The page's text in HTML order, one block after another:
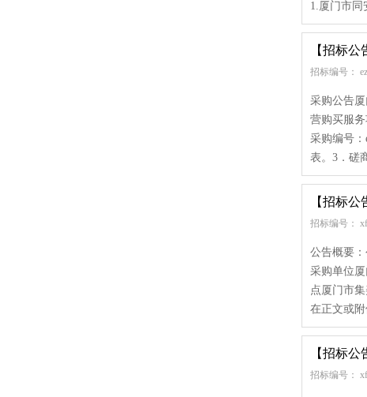
1.厦门市同
【招标公
招标编号：
采购公告
营购买服
采购编号
表。3．磋
【招标公
招标编号：
公告概要
采购单位
点厦门市
在正文或
【招标公
招标编号：